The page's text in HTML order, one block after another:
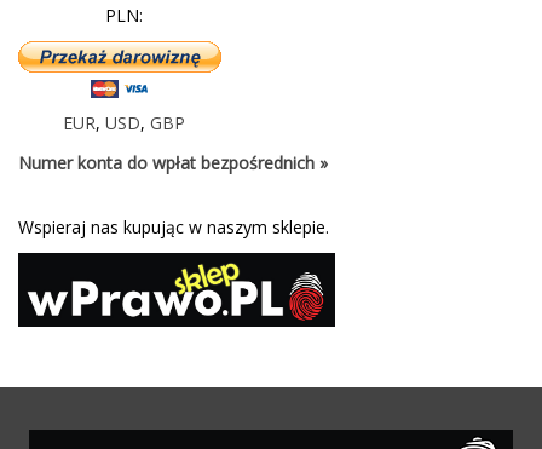
PLN:
EUR, USD, GBP
Numer konta do wpłat bezpośrednich »
Wspieraj nas kupując w naszym sklepie.